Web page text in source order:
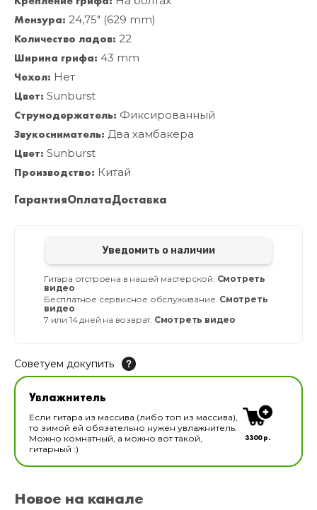
Мензура: 24,75" (629 mm)
Количество ладов: 22
Ширина грифа: 43 mm
Чехол: Нет
Цвет: Sunburst
Струнодержатель: Фиксированный
Звукосниматель: Два хамбакера
Цвет: Sunburst
Производство: Китай
ГарантияОплатаДоставка
Уведомить о наличии
Гитара отстроена в нашей мастерской. Смотреть
видео
Бесплатное сервисное обслуживание. Смотреть
видео
7 или 14 дней на возврат. Смотреть видео
Советуем докупить
Увлажнитель для музыкальных инструментов
В наличии
Увлажнитель
Если гитара из массива (либо топ из массива),
то зимой ей обязательно нужен увлажнитель.
Можно комнатный, а можно вот такой,
гитарный :)
3300 р.
Новое на канале